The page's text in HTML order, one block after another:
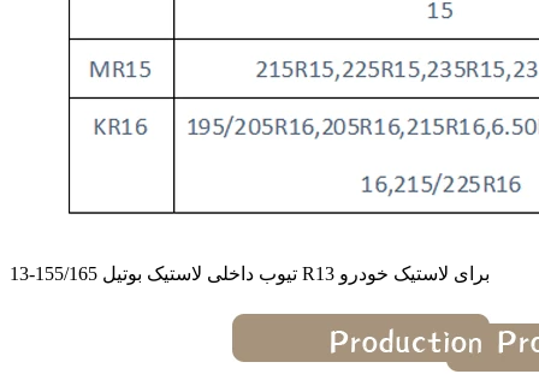
تیوب داخلی لاستیک بوتیل 155/165-13 R13 برای لاستیک خودرو